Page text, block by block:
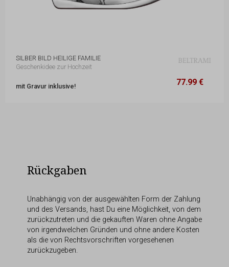
SILBER BILD HEILIGE FAMILIE
Geschenkidee zur Hochzeit
mit Gravur inklusive! 77.99 €
77.99 €
Rückgaben
Unabhängig von der ausgewählten Form der Zahlung
und des Versands, hast Du eine Möglichkeit, von dem
zurückzutreten und die gekauften Waren ohne Angabe
von irgendwelchen Gründen und ohne andere Kosten
als die von Rechtsvorschriften vorgesehenen
zurückzugeben.